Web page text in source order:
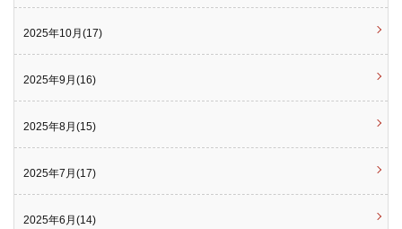
2025年10月(17)
2025年9月(16)
2025年8月(15)
2025年7月(17)
2025年6月(14)